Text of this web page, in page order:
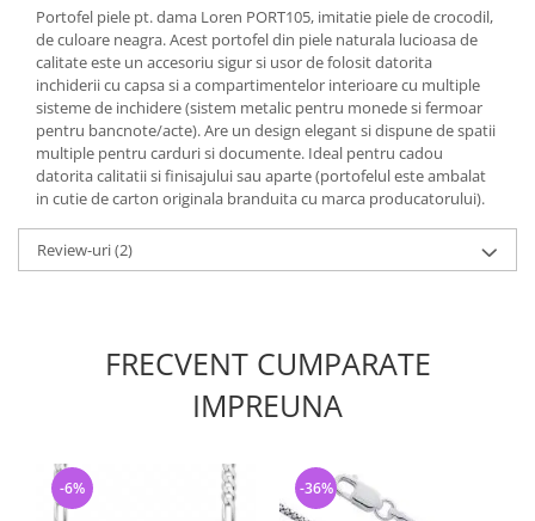
Portofel piele pt. dama Loren PORT105, imitatie piele de crocodil,
de culoare neagra. Acest portofel din piele naturala lucioasa de
calitate este un accesoriu sigur si usor de folosit datorita
inchiderii cu capsa si a compartimentelor interioare cu multiple
sisteme de inchidere (sistem metalic pentru monede si fermoar
pentru bancnote/acte). Are un design elegant si dispune de spatii
multiple pentru carduri si documente. Ideal pentru cadou
datorita calitatii si finisajului sau aparte (portofelul este ambalat
in cutie de carton originala branduita cu marca producatorului).
Review-uri(2)
FRECVENT CUMPARATE
IMPREUNA
-6% -36%